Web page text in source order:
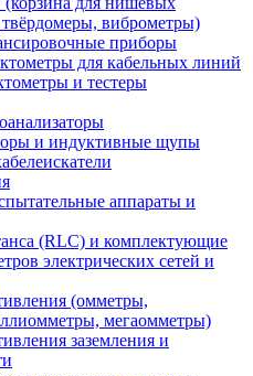
виброметры)
приборы
для кабельных линий
и тестеры
и индуктивные щупы
аппараты и
(RLC) и комплектующие
электрических сетей и
(омметры,
мегаомметры)
заземления и